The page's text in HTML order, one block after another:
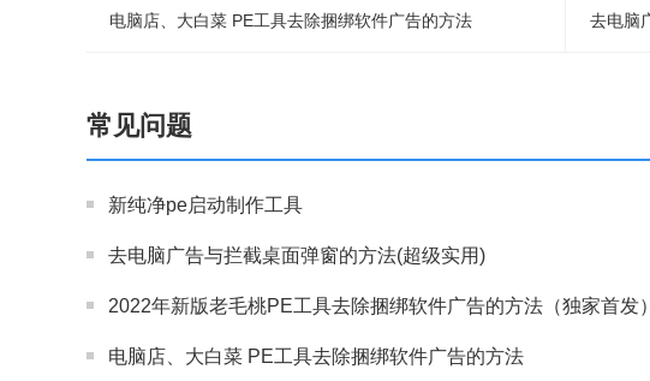
电脑店、大白菜 PE工具去除捆绑软件广告的方法
去电脑
常见问题
新纯净pe启动制作工具
去电脑广告与拦截桌面弹窗的方法(超级实用)
2022年新版老毛桃PE工具去除捆绑软件广告的方法（独家首发）
电脑店、大白菜 PE工具去除捆绑软件广告的方法